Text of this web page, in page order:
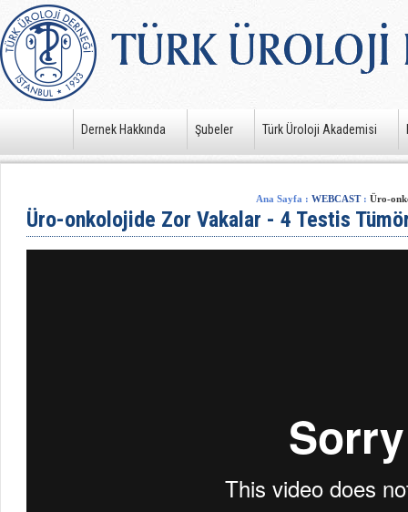
Dernek Hakkında Şubeler Türk Üroloji Akademisi
Ana Sayfa : WEBCAST: Üro-
Üro-onkolojide Zor Vakalar - 4 Testis